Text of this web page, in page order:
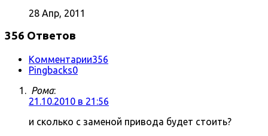
28 Апр, 2011
356 Ответов
Комментарии356
Pingbacks0
Рома:
21.10.2010 в 21:56
и сколько с заменой привода будет стоить?